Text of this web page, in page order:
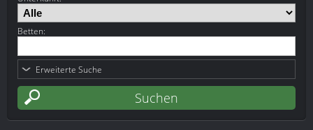
Betten:
Erweiterte Suche